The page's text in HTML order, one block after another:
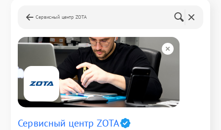
Сервисный центр ZOTA
Сервисный центр ZOTA